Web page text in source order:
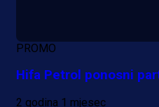
PROMO
Hifa Petrol ponosni
2 godina 1 mjesec